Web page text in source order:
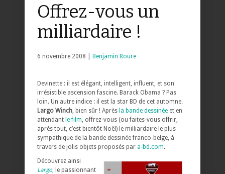
Offrez-vous un
milliardaire !
6 novembre 2008 | Benjamin Roure
Devinette : il est élégant, intelligent, influent, et son
irrésistible ascension fascine. Barack Obama ? Pas
loin. Un autre indice : il est la star BD de cet automne.
Largo Winch , bien sûr ! Après la bande dessinée et en
attendant le film , offrez-vous (ou faites-vous offrir,
après tout, c’est bientôt Noël) le milliardaire le plus
sympathique de la bande dessinée franco-belge, à
travers de jolis objets proposés par a-bd.com.
Découvrez ainsi
Largo,
le passionnant